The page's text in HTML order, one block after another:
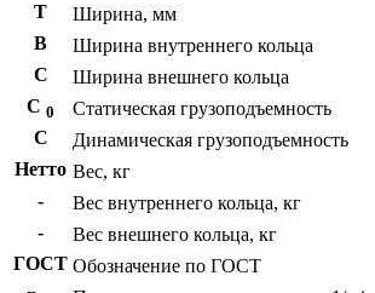
T
Ширина, мм
B
Ширина внутреннего кольца
С
Ширина внешнего кольца
С 0 Статическая грузоподъемность
C
Динамическая грузоподъемность
Нетто Вес, кг
-
Вес внутреннего кольца, кг
-
Вес внешнего кольца, кг
ГОСТ Обозначение по ГОСТ